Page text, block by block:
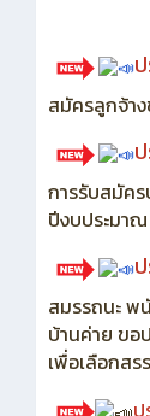
สมัครลูกจ้า
การรับสมัคร
ปีงบประมา
สมรรถนะ พ
บ้านค่าย ขอ
เพื่อเลือกสร
ป